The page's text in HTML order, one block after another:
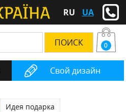
RU UA
Свой дизайн
0
Идея подарка